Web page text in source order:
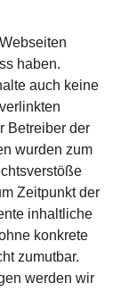
haben.
auch keine
Betreiber der
wurden zum
Zeitpunkt der
inhaltliche
konkrete
zumutbar.
werden wir